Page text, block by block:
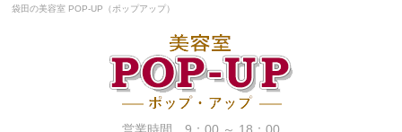
袋田の美容室 POP-UP（ポップアップ）